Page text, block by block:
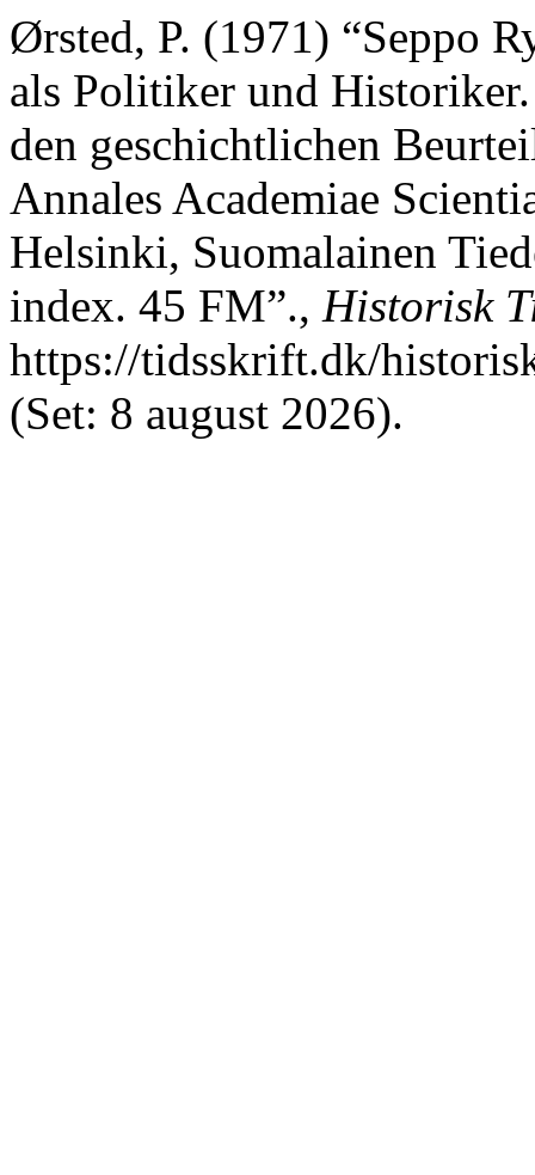
Ørsted, P. (1971) “Seppo
als Politiker und
den geschichtlichen
Annales Academiae
Helsinki, Suomalainen
index. 45 FM”., Historisk
https://tidsskrift.dk/
(Set: 8 august 2026).